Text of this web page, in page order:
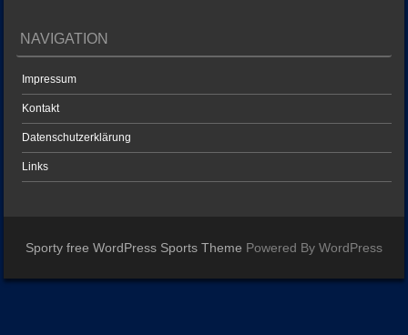
NAVIGATION
Impressum
Kontakt
Datenschutzerklärung
Links
Sporty free WordPress Sports Theme Powered By WordPress